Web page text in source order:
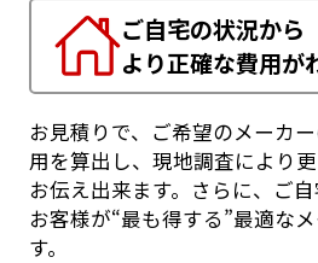
ご自宅の状況から
より正確な費用が
お見積りで、ご希望のメーカ
用を算出し、現地調査により
お伝え出来ます。さらに、ご
お客様が“最も得する”最適な
す。